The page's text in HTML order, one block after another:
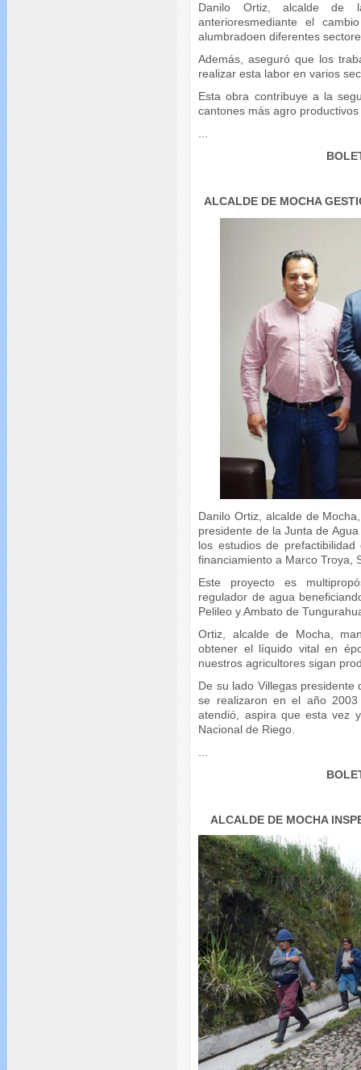
Danilo Ortiz, alcalde de
anterioresmediante el
alumbradoen diferentes
Además, aseguró que los
realizar esta labor en varios
Esta obra contribuye a la
cantones más agro
ALCALDE DE MOCHA
Danilo Ortiz, alcalde de
presidente de la Junta de
los estudios de
financiamiento a Marco Troya,
Este proyecto es
regulador de agua
Pelileo y Ambato de
Ortiz, alcalde de Mocha,
obtener el líquido vital en
nuestros agricultores sigan
De su lado Villegas
se realizaron en el año
atendió, aspira que esta vez
Nacional de Riego.
ALCALDE DE MOCHA